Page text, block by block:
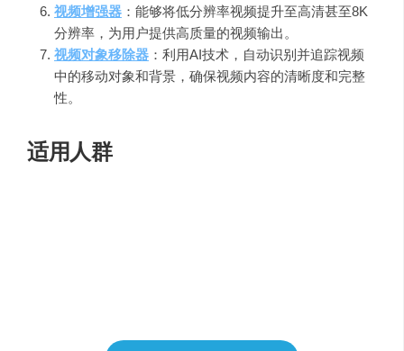
视频增强器 ：能够将低分辨率视频提升至高清甚至8K
分辨率，为用户提供高质量的视频输出。
视频对象移除器 ：利用AI技术，自动识别并追踪视频
中的移动对象和背景，确保视频内容的清晰度和完整
性。
适用人群